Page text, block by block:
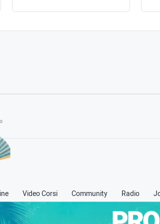
Video Corsi Community Radio
- Tutti i diritti sono riservati - Privacy policy-Cookie